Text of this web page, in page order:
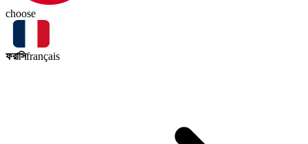
choose
ফরাসিfrançais